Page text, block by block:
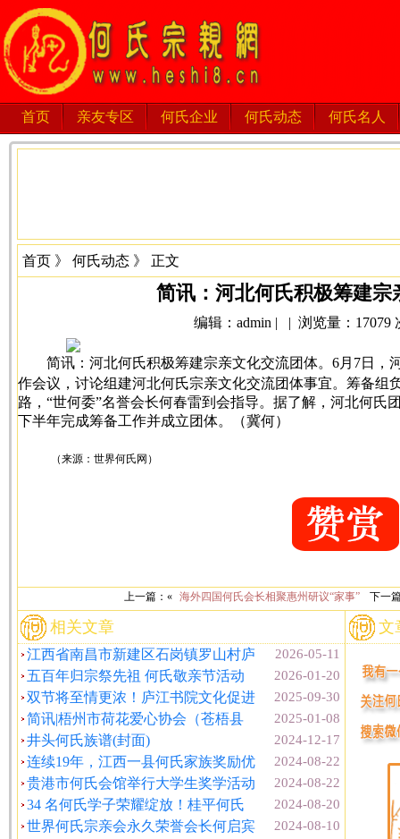
首页 亲友专区 何氏企业 何氏动态 何氏名人
首页 》 何氏动态 》 正文
简讯：河北何氏积极筹建宗
编辑：admin | | 浏览量：17079
简讯：河北何氏积极筹建宗亲文化交流团体。 6月 7日，
作会议，讨论组建河北何氏宗亲文化交流团体事宜。筹备组
路，“世何委”名誉会长何春雷到会指导。据了解，河北何氏
下半年完成筹备工作并成立团体。（冀何）
（来源：世界何氏网）
上一篇：« 海外四国何氏会长相聚惠州研议“家事” 下一
相关文章
2026-05-11
江西省南昌市新建区石岗镇罗山村庐
2026-01-20
五百年归宗祭先祖 何氏敬亲节活动
2025-09-30
双节将至情更浓！庐江书院文化促进
2025-01-08
简讯|梧州市荷花爱心协会（苍梧县
2024-12-17
井头何氏族谱(封面)
2024-08-22
连续19年，江西一县何氏家族奖励优
2024-08-22
贵港市何氏会馆举行大学生奖学活动
2024-08-20
34 名何氏学子荣耀绽放！桂平何氏
2024-08-10
世界何氏宗亲会永久荣誉会长何启宾
文